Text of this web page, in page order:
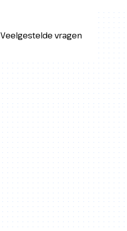
Veelgestelde vragen
Veelgestelde vragen